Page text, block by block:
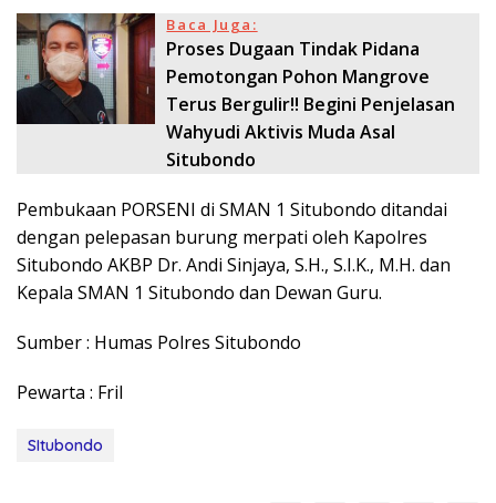
Baca Juga:
Proses Dugaan Tindak Pidana
Pemotongan Pohon Mangrove
Terus Bergulir!! Begini Penjelasan
Wahyudi Aktivis Muda Asal
Situbondo
Pembukaan PORSENI di SMAN 1 Situbondo ditandai
dengan pelepasan burung merpati oleh Kapolres
Situbondo AKBP Dr. Andi Sinjaya, S.H., S.I.K., M.H. dan
Kepala SMAN 1 Situbondo dan Dewan Guru.
Sumber : Humas Polres Situbondo
Pewarta : Fril
SItubondo